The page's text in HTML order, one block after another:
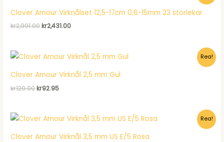
Clover Amour Virknålset 12,5-17cm 0,6-15mm 23 storlekar
kr2,991.00Det
kr2,991.00.
kr2,431.00Det
kr2,431.00.
Rea!
Clover Amour Virknål 2,5 mm Gul
kr120.00Det
kr120.00.
kr92.95Det
kr92.95.
Rea!
Clover Amour Virknål 3,5 mm US E/5 Rosa